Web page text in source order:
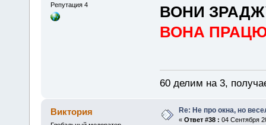
Репутация 4
ВОНИ
ВОНА
60 делим на 3,
Виктория Re: Не про окна, но
« Ответ #38 : 04 Сентября